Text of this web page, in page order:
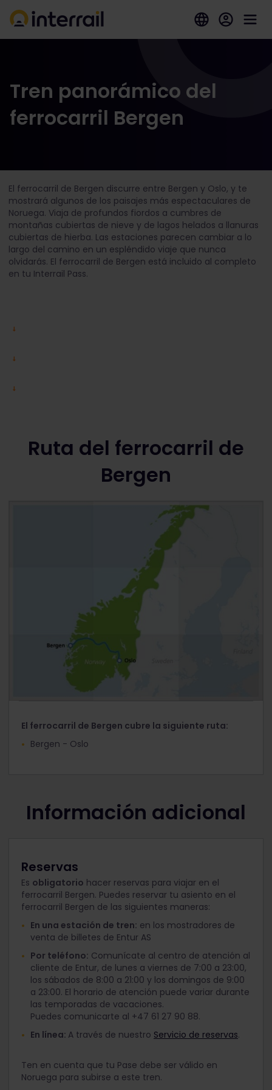
Tren panorámico del
ferrocarril Bergen
El ferrocarril de Bergen discurre entre Bergen y Oslo, y te
mostrará algunos de los paisajes más espectaculares de
Noruega. Viaja de profundos fiordos a cumbres de
montañas cubiertas de nieve y de lagos helados a llanuras
cubiertas de hierba. Las estaciones parecen cambiar a lo
largo del camino en un espléndido viaje que nunca
olvidarás. El ferrocarril de Bergen está incluido al completo
en tu Interrail Pass.
Ruta del ferrocarril de
Bergen
El ferrocarril de Bergen cubre la siguiente ruta:
Bergen - Oslo
Información adicional
Reservas
Es obligatorio hacer reservas para viajar en el
ferrocarril Bergen. Puedes reservar tu asiento en el
ferrocarril Bergen de las siguientes maneras:
En una estación de tren: en los mostradores de
venta de billetes de Entur AS
Por teléfono: Comunícate al centro de atención al
cliente de Entur, de lunes a viernes de 7:00 a 23:00,
los sábados de 8:00 a 21:00 y los domingos de 9:00
a 23:00. El horario de atención puede variar durante
las temporadas de vacaciones.
Puedes comunicarte al +47 61 27 90 88.
En línea: A través de nuestro Servicio de reservas.
Ten en cuenta que tu Pase debe ser válido en
Noruega para subirse a este tren.